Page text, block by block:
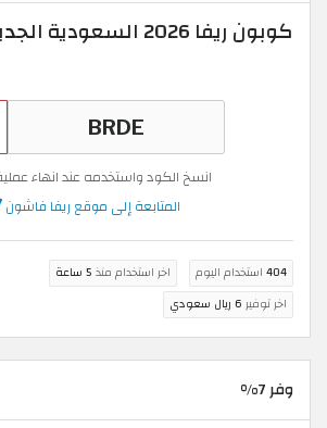
كوبون ريفا 2026 السعودية الجديد (BRDE)
انسخ الكود واستخدمه عند انهاء
المتابعة إلى موقع ريفا فاشون
404 استخدام اليوم اخر استخدام منذ 5 ساعة
اخر توفير 6 ريال سعودي
وفر 7%